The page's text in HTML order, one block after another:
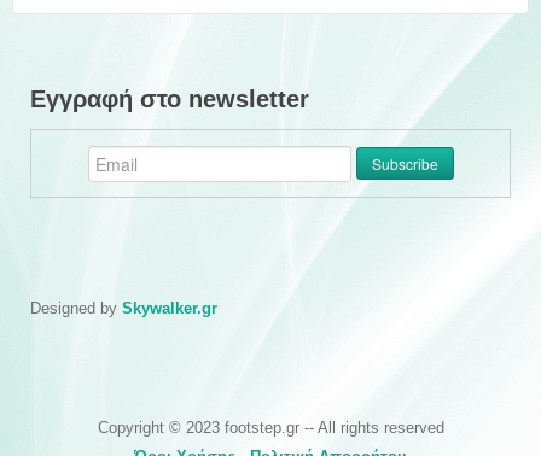
Εγγραφή στο newsletter
Designed by Skywalker.gr
Copyright © 2023 footstep.gr -- All rights reserved